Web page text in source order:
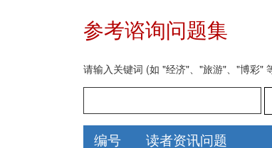
参考谘询问题集
请输入关键词 (如 "经济"、"旅游"、"博彩"
编号 读者资讯问题